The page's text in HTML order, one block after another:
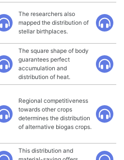
The researchers also
mapped the distribution of
stellar birthplaces.
The square shape of body
guarantees perfect
accumulation and
distribution of heat.
Regional competitiveness
towards other crops
determines the distribution
of alternative biogas crops.
This distribution and